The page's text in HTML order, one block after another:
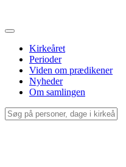
Kirkeåret
Perioder
Viden om prædikener
Nyheder
Om samlingen